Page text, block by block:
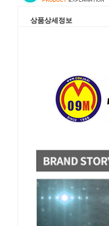
상품상세정보